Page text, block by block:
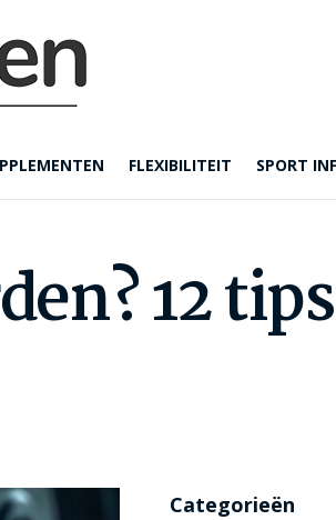
FLEXIBILITEIT SPORT
12 tips
Categorieën